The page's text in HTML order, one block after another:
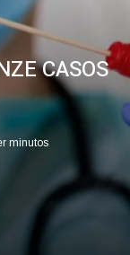
CASOS
minutos